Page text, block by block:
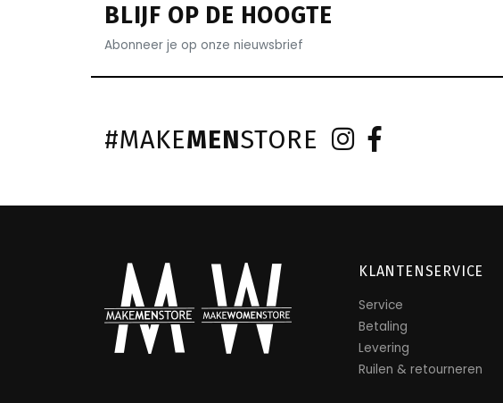
BLIJF OP DE HOOGTE
Abonneer je op onze nieuwsbrief
#MAKEMENSTORE
KLANTENSERVICE
Service
Betaling
Levering
Ruilen & retourneren